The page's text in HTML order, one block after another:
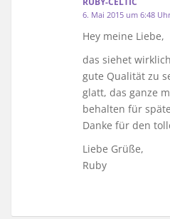
6. Mai 2015 um 6:48
Hey meine Liebe,
das siehet
gute Qualität zu
glatt, das ganze
behalten für
Danke für den
Liebe Grüße,
Ruby